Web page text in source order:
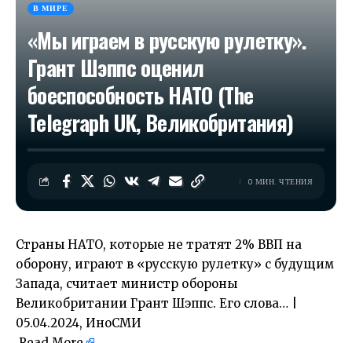
В МИРЕ
«Мы играем в русскую рулетку».
Грант Шэппс оценил
боеспособность НАТО (The
Telegraph UK, Великобритания)
0 МИН. ЧТЕНИЯ
Страны НАТО, которые не тратят 2% ВВП на
оборону, играют в «русскую рулетку» с будущим
Запада, считает министр обороны
Великобритании Грант Шэппс. Его слова… |
05.04.2024, ИноСМИ